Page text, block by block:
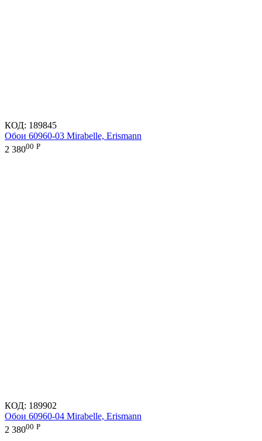
КОД: 189845
Обои 60960-03 Mirabelle, Erismann
2 38000 Р
КОД: 189902
Обои 60960-04 Mirabelle, Erismann
2 38000 Р